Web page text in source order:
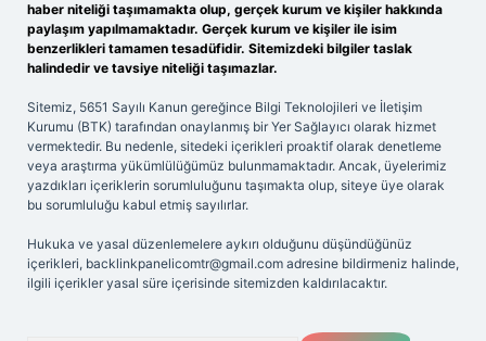
haber niteliği taşımamakta olup, gerçek kurum ve kişiler hakkında
paylaşım yapılmamaktadır. Gerçek kurum ve kişiler ile isim
benzerlikleri tamamen tesadüfidir. Sitemizdeki bilgiler taslak
halindedir ve tavsiye niteliği taşımazlar.
Sitemiz, 5651 Sayılı Kanun gereğince Bilgi Teknolojileri ve İletişim
Kurumu (BTK) tarafından onaylanmış bir Yer Sağlayıcı olarak hizmet
vermektedir. Bu nedenle, sitedeki içerikleri proaktif olarak denetleme
veya araştırma yükümlülüğümüz bulunmamaktadır. Ancak, üyelerimiz
yazdıkları içeriklerin sorumluluğunu taşımakta olup, siteye üye olarak
bu sorumluluğu kabul etmiş sayılırlar.
Hukuka ve yasal düzenlemelere aykırı olduğunu düşündüğünüz
içerikleri, backlinkpanelicomtr@gmail.com adresine bildirmeniz halinde,
ilgili içerikler yasal süre içerisinde sitemizden kaldırılacaktır.